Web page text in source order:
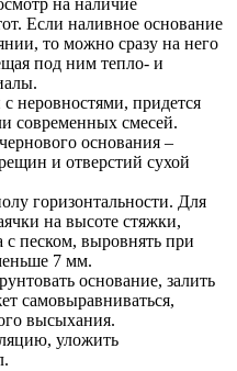
на наличие
Если наливное основание
то можно сразу на него
под ним тепло- и
неровностями, придется
современных смесей.
основания –
и отверстий сухой
горизонтальности. Для
на высоте стяжки,
с песком, выровнять при
7 мм.
основание, залить
самовыравниваться,
высыхания.
уложить